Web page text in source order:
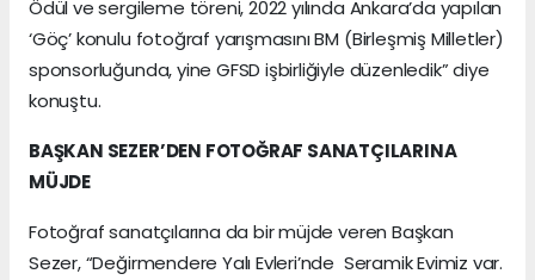
Ödül ve sergileme töreni, 2022 yılında Ankara’da yapılan
‘Göç’ konulu fotoğraf yarışmasını BM (Birleşmiş Milletler)
sponsorluğunda, yine GFSD işbirliğiyle düzenledik” diye
konuştu.
BAŞKAN SEZER’DEN FOTOĞRAF SANATÇILARINA
MÜJDE
Fotoğraf sanatçılarına da bir müjde veren Başkan
Sezer, “Değirmendere Yalı Evleri’nde Seramik Evimiz var.